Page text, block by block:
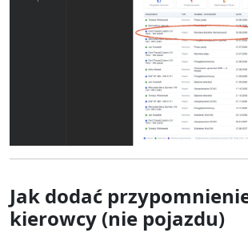
Jak dodać
kierowcy (nie pojazdu)